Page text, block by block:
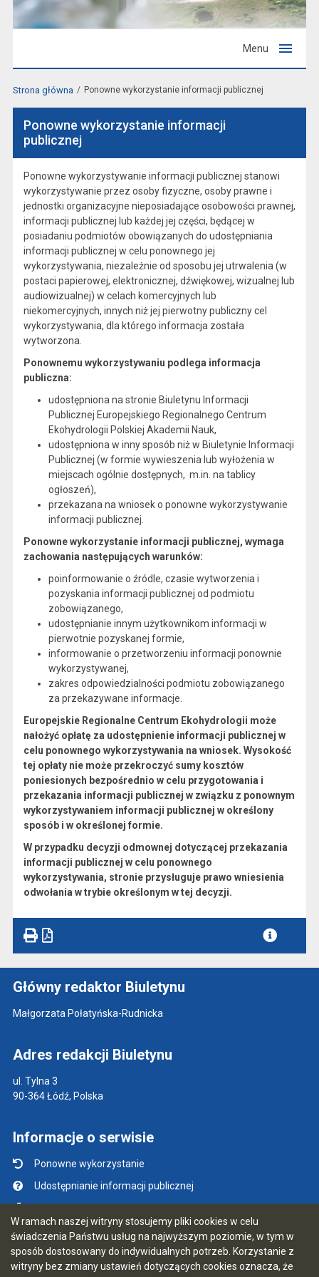
W ramach naszej witryny stosujemy pliki cookies w celu
świadczenia Państwu usług na najwyższym poziomie, w tym w
sposób dostosowany do indywidualnych potrzeb. Korzystanie z
witryny bez zmiany ustawień dotyczących cookies oznacza, że
Menu
Strona główna Ponowne wykorzystanie informacji publicznej
Ponowne wykorzystanie informacji
publicznej
Ponowne wykorzystywanie informacji publicznej stanowi
wykorzystywanie przez osoby fizyczne, osoby prawne i
jednostki organizacyjne nieposiadające osobowości prawnej,
informacji publicznej lub każdej jej części, będącej w
posiadaniu podmiotów obowiązanych do udostępniania
informacji publicznej w celu ponownego jej
wykorzystywania, niezależnie od sposobu jej utrwalenia (w
postaci papierowej, elektronicznej, dźwiękowej, wizualnej lub
audiowizualnej) w celach komercyjnych lub
niekomercyjnych, innych niż jej pierwotny publiczny cel
wykorzystywania, dla którego informacja została
wytworzona.
Ponownemu wykorzystywaniu podlega informacja
publiczna:
udostępniona na stronie Biuletynu Informacji
Publicznej Europejskiego Regionalnego Centrum
Ekohydrologii Polskiej Akademii Nauk,
udostępniona w inny sposób niż w Biuletynie Informacji
Publicznej (w formie wywieszenia lub wyłożenia w
miejscach ogólnie dostępnych, m.in. na tablicy
ogłoszeń),
przekazana na wniosek o ponowne wykorzystywanie
informacji publicznej.
Ponowne wykorzystanie informacji publicznej, wymaga
zachowania następujących warunków:
poinformowanie o źródle, czasie wytworzenia i
pozyskania informacji publicznej od podmiotu
zobowiązanego,
udostępnianie innym użytkownikom informacji w
pierwotnie pozyskanej formie,
informowanie o przetworzeniu informacji ponownie
wykorzystywanej,
zakres odpowiedzialności podmiotu zobowiązanego
za przekazywane informacje.
Europejskie Regionalne Centrum Ekohydrologii może
nałożyć opłatę za udostępnienie informacji publicznej w
celu ponownego wykorzystywania na wniosek. Wysokość
tej opłaty nie może przekroczyć sumy kosztów
poniesionych bezpośrednio w celu przygotowania i
przekazania informacji publicznej w związku z ponownym
wykorzystywaniem informacji publicznej w określony
sposób i w określonej formie.
W przypadku decyzji odmownej dotyczącej przekazania
informacji publicznej w celu ponownego
wykorzystywania, stronie przysługuje prawo wniesienia
odwołania w trybie określonym w tej decyzji.
Główny redaktor Biuletynu
Małgorzata Połatyńska-Rudnicka
Adres redakcji Biuletynu
ul. Tylna 3
90-364 Łódź, Polska
Informacje o serwisie
Ponowne wykorzystanie
Udostępnianie informacji publicznej
Instrukcja obsługi
Statystyki oglądalności
Ostatnio dodane